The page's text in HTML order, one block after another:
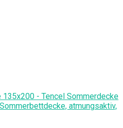
- Tencel Sommerdecke
atmungsaktiv,